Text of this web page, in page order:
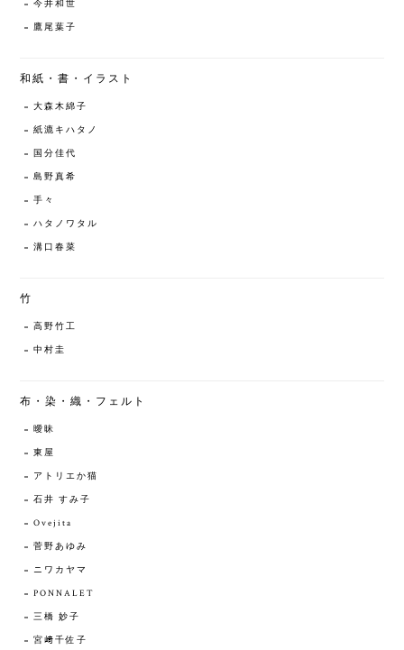
今井和世
鷹尾葉子
和紙・書・イラスト
大森木綿子
紙漉キハタノ
国分佳代
島野真希
手々
ハタノワタル
溝口春菜
竹
高野竹工
中村圭
布・染・織・フェルト
曖昧
東屋
アトリエか猫
石井 すみ子
Ovejita
菅野あゆみ
ニワカヤマ
PONNALET
三橋 妙子
宮﨑千佐子